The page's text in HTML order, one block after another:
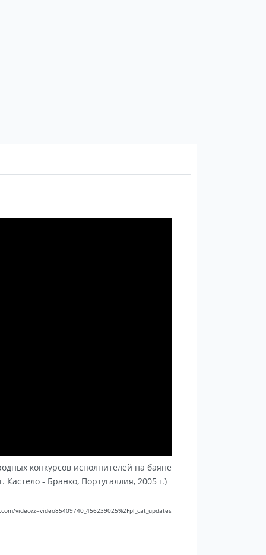
конкурсов исполнителей на баяне
- Бранко, Португаллия, 2005 г.)
video?z=video85409740_456239025%2Fpl_cat_updates